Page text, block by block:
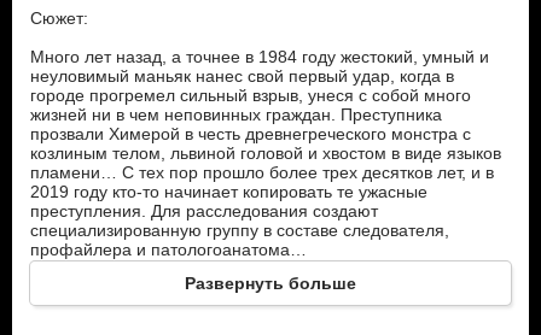
Сюжет:
Много лет назад, а точнее в 1984 году жестокий, умный и
неуловимый маньяк нанес свой первый удар, когда в
городе прогремел сильный взрыв, унеся с собой много
жизней ни в чем неповинных граждан. Преступника
прозвали Химерой в честь древнегреческого монстра с
козлиным телом, львиной головой и хвостом в виде языков
пламени… С тех пор прошло более трех десятков лет, и в
2019 году кто-то начинает копировать те ужасные
преступления. Для расследования создают
специализированную группу в составе следователя,
профайлера и патологоанатома…
Развернуть больше